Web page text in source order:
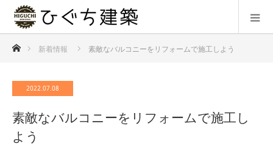
ホーム新着情報 素敵なバルコニーをリフォームで施工しよう
2022.07.08
素敵なバルコニーをリフォームで施工し
よう